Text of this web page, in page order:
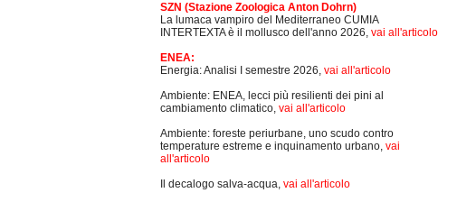
SZN (Stazione Zoologica Anton Dohrn)
La lumaca vampiro del Mediterraneo CUMIA
INTERTEXTA è il mollusco dell'anno 2026, vai all'articolo
ENEA:
Energia: Analisi I semestre 2026, vai all'articolo
Ambiente: ENEA, lecci più resilienti dei pini al
cambiamento climatico, vai all'articolo
Ambiente: foreste periurbane, uno scudo contro
temperature estreme e inquinamento urbano, vai
all'articolo
Il decalogo salva-acqua, vai all'articolo